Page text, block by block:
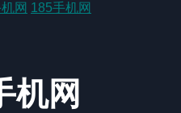
网 185手机网
机网